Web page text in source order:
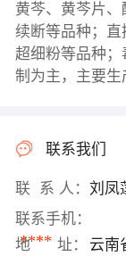
黄芩、黄芩片、
续断等品种；
超细粉等品种
制为主，主要生
联系我们
联 系 人： 刘
联系手机：
****
地 址： 云南